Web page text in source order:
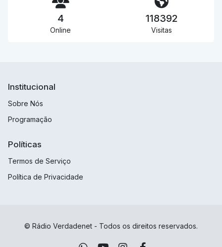
4
Online
118392
Visitas
Institucional
Sobre Nós
Programação
Políticas
Termos de Serviço
Política de Privacidade
© Rádio Verdadenet - Todos os direitos reservados.